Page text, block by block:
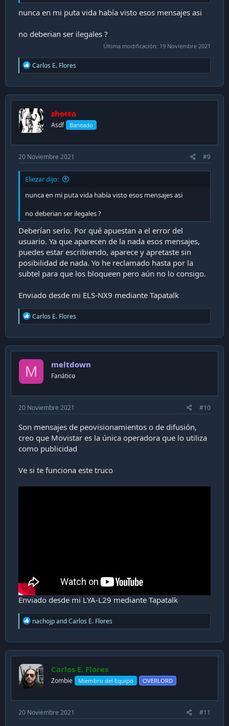
nunca en mi puta vida había visto esos mensajes asi
no deberian ser ilegales ?
Última modificación: 19 Noviembre 2021
R
e
c
t
o
n
s
Carlos E. Flores
zhotta
Asdf Baneado
20 Noviembre 2021 #9
Eliezar dijo:
nunca en mi puta vida había visto esos mensajes asi
no deberian ser ilegales ?
Deberían serlo. Por qué apuestan a el error del
usuario. Ya que aparecen de la nada esos mensajes,
puedes estar escribiendo, aparece y apretaste sin
posibilidad de nada. Yo he reclamado hasta por la
subtel para que los bloqueen pero aún no lo consigo.
Enviado desde mi ELS-NX9 mediante Tapatalk
R
e
c
t
o
n
Carlos E. Flores
M meltdown
Fanático
20 Noviembre 2021 #10
Son mensajes de peovisionamientos o de difusión,
creo que Movistar es la única operadora que lo utiliza
como publicidad
Ve si te funciona este truco
Enviado desde mi LYA-L29 mediante Tapatalk
R
e
c
t
o
n
s
nachojpandCarlos E. Flores
Carlos E. Flores
Zombie Miembro del Equipo OVERLORD
20 Noviembre 2021 #11